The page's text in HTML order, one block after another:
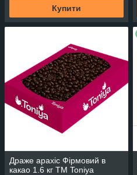
Купити
Драже арахіс Фірмовий в
какао 1.6 кг ТМ Toniya